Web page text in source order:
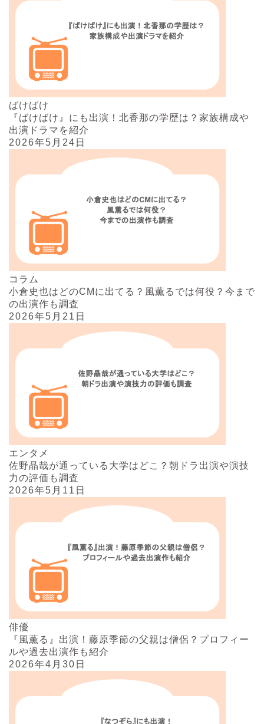
ばけばけ
『ばけばけ』にも出演！北香那の学歴は？家族構成や
出演ドラマを紹介
2026年5月24日
コラム
小倉史也はどのCMに出てる？風薫るでは何役？今まで
の出演作も調査
2026年5月21日
エンタメ
佐野晶哉が通っている大学はどこ？朝ドラ出演や演技
力の評価も調査
2026年5月11日
俳優
『風薫る』出演！藤原季節の父親は僧侶？プロフィー
ルや過去出演作も紹介
2026年4月30日